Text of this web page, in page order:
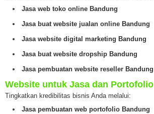
Jasa web toko online Bandung
Jasa buat website jualan online Bandung
Jasa website digital marketing Bandung
Jasa buat website dropship Bandung
Jasa pembuatan website reseller Bandung
Website untuk Jasa dan Portofolio
Tingkatkan kredibilitas bisnis Anda melalui:
Jasa pembuatan web portofolio Bandung